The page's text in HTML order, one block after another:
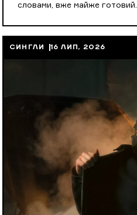
словами, вже майже готовий.
СИНГЛИ 16 ЛИП, 2026